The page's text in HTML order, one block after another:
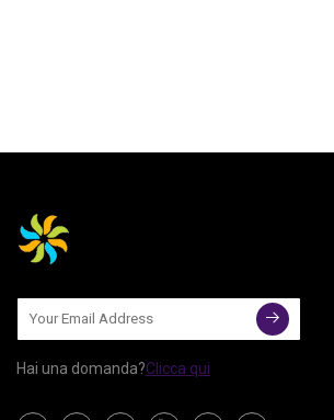
Hai una domanda?Clicca qui